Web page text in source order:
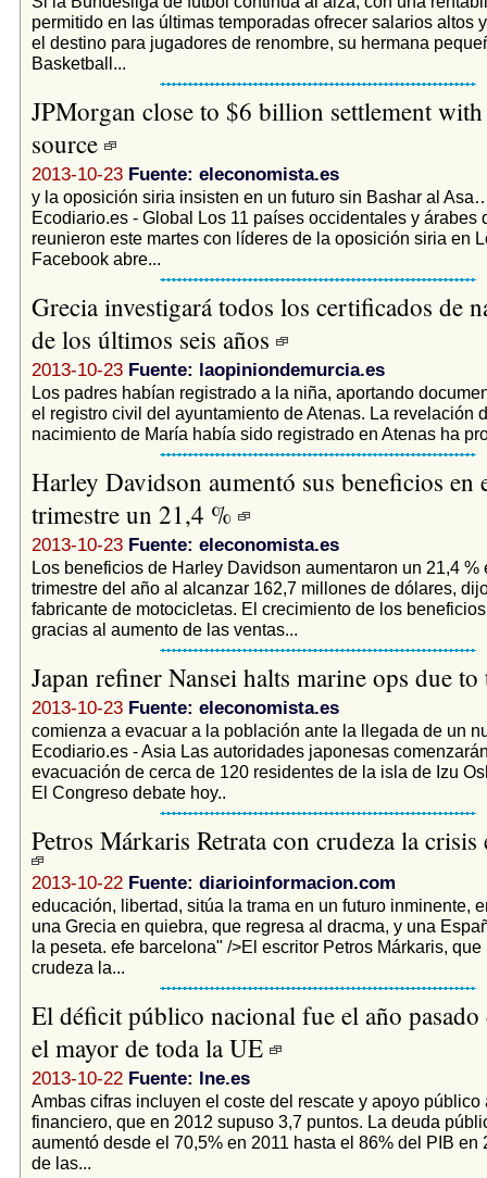
permitido en las últimas temporadas ofrecer salarios altos
el destino para jugadores de renombre, su hermana
Basketball...
JPMorgan close to $6 billion settlement
source
2013-10-23 Fuente: eleconomista.es
y la oposición siria insisten en un futuro sin Bashar al
Ecodiario.es - Global Los 11 países occidentales y árabes
reunieron este martes con líderes de la oposición siria en
Facebook abre...
Grecia investigará todos los certificados de
de los últimos seis años
2013-10-23 Fuente: laopiniondemurcia.es
Los padres habían registrado a la niña, aportando
el registro civil del ayuntamiento de Atenas. La revelación
nacimiento de María había sido registrado en Atenas ha
Harley Davidson aumentó sus beneficios en
trimestre un 21,4 %
2013-10-23 Fuente: eleconomista.es
Los beneficios de Harley Davidson aumentaron un 21,4 %
trimestre del año al alcanzar 162,7 millones de dólares,
fabricante de motocicletas. El crecimiento de los
gracias al aumento de las ventas...
Japan refiner Nansei halts marine ops due
2013-10-23 Fuente: eleconomista.es
comienza a evacuar a la población ante la llegada de un
Ecodiario.es - Asia Las autoridades japonesas
evacuación de cerca de 120 residentes de la isla de Izu
El Congreso debate hoy..
Petros Márkaris Retrata con crudeza la crisis
2013-10-22 Fuente: diarioinformacion.com
educación, libertad, sitúa la trama en un futuro inminente,
una Grecia en quiebra, que regresa al dracma, y una
la peseta. efe barcelona" />El escritor Petros Márkaris, que
crudeza la...
El déficit público nacional fue el año
el mayor de toda la UE
2013-10-22 Fuente: lne.es
Ambas cifras incluyen el coste del rescate y apoyo público
financiero, que en 2012 supuso 3,7 puntos. La deuda
aumentó desde el 70,5% en 2011 hasta el 86% del PIB en
de las...